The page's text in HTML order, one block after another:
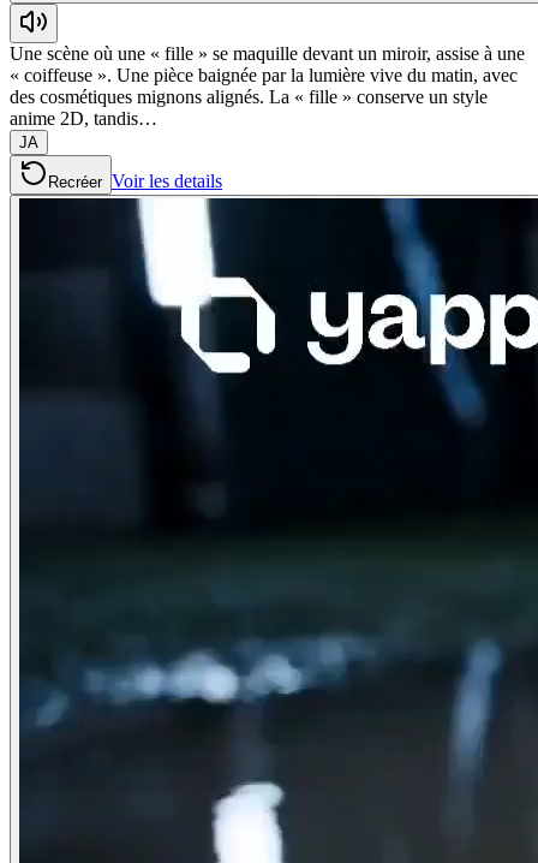
Une scène où une « fille » se maquille devant un miroir, assise à une
« coiffeuse ». Une pièce baignée par la lumière vive du matin, avec
des cosmétiques mignons alignés. La « fille » conserve un style
anime 2D, tandis…
JA
Recréer Voir les details